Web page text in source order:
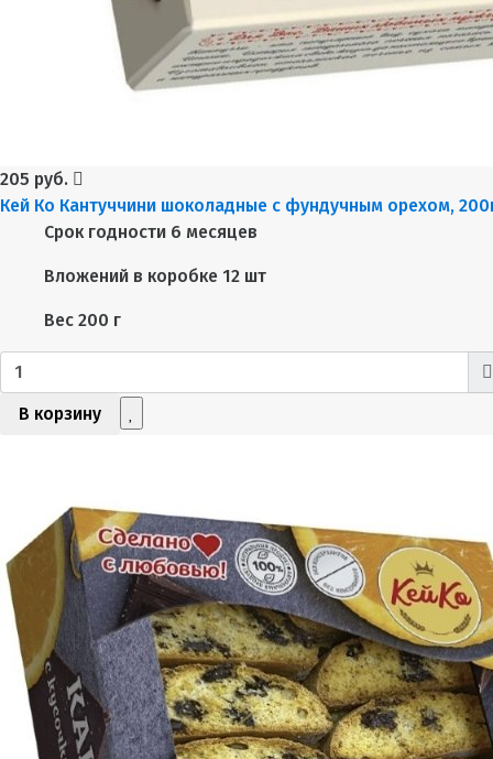
205 руб.
Кей Ко Кантуччини шоколадные с фундучным орехом,
Срок годности 6 месяцев
Вложений в коробке 12 шт
Вес 200 г
В корзину